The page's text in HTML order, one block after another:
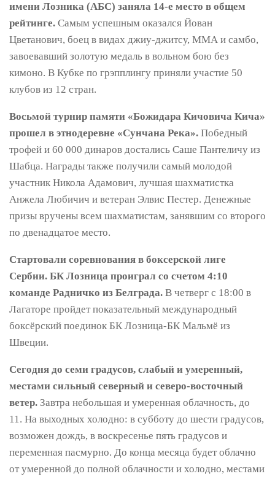
имени Лозника (АБС) заняла 14-е место в общем
рейтинге. Самым успешным оказался Йован
Цветанович, боец ​​в видах джиу-джитсу, ММА и самбо,
завоевавший золотую медаль в вольном бою без
кимоно. В Кубке по грэпплингу приняли участие 50
клубов из 12 стран.
Восьмой турнир памяти «Божидара Кичовича Кича»
прошел в этнодеревне «Сунчана Река». Победный
трофей и 60 000 динаров достались Саше Пантеличу из
Шабца. Награды также получили самый молодой
участник Никола Адамович, лучшая шахматистка
Анжела Любичич и ветеран Элвис Пестер. Денежные
призы вручены всем шахматистам, занявшим со второго
по двенадцатое место.
Стартовали соревнования в боксерской лиге
Сербии. БК Лозница проиграл со счетом 4:10
команде Радничко из Белграда. В четверг с 18:00 в
Лагаторе пройдет показательный международный
боксёрский поединок БК Лозница-БК Мальмё из
Швеции.
Сегодня до семи градусов, слабый и умеренный,
местами сильный северный и северо-восточный
ветер. Завтра небольшая и умеренная облачность, до
11. На выходных холодно: в субботу до шести градусов,
возможен дождь, в воскресенье пять градусов и
переменная пасмурно. До конца месяца будет облачно
от умеренной до полной облачности и холодно, местами